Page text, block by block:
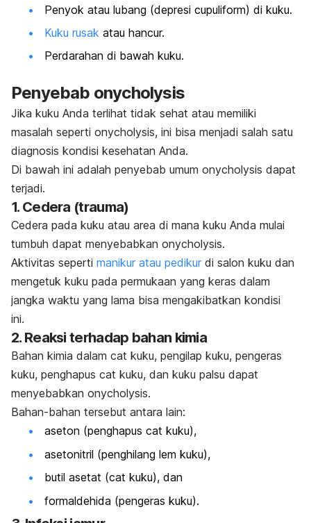
Penyok atau lubang (depresi cupuliform) di kuku.
Kuku rusak atau hancur.
Perdarahan di bawah kuku.
Penyebab onycholysis
Jika kuku Anda terlihat tidak sehat atau memiliki
masalah seperti onycholysis, ini bisa menjadi salah satu
diagnosis kondisi kesehatan Anda.
Di bawah ini adalah penyebab umum onycholysis dapat
terjadi.
1. Cedera (trauma)
Cedera pada kuku atau area di mana kuku Anda mulai
tumbuh dapat menyebabkan onycholysis.
Aktivitas seperti manikur atau pedikur di salon kuku dan
mengetuk kuku pada permukaan yang keras dalam
jangka waktu yang lama bisa mengakibatkan kondisi
ini.
2. Reaksi terhadap bahan kimia
Bahan kimia dalam cat kuku, pengilap kuku, pengeras
kuku, penghapus cat kuku, dan kuku palsu dapat
menyebabkan onycholysis.
Bahan-bahan tersebut antara lain:
aseton (penghapus cat kuku),
asetonitril (penghilang lem kuku),
butil asetat (cat kuku), dan
formaldehida (pengeras kuku).